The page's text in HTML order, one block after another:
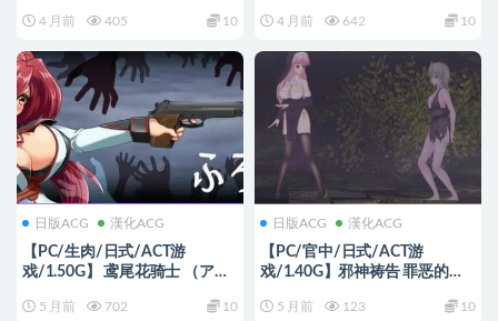
3D游戏+3.30G
4 月前 405 10
Ver26.03.31 官中版+日式ACT游
4 月前 642 10
日版ACG 漢化ACG
【PC/生肉/日式/ACT游
戏/1.50G】 鸢尾花骑士 （アヤ
+日式ACT游戏+1.50G
5 月前 702 10
日版ACG 漢化ACG
【PC/官中/日式/ACT游
戏/1.40G】邪神祷告 罪恶的祈
Ver26.02.25 官方中文版+日式
5 月前 123 10